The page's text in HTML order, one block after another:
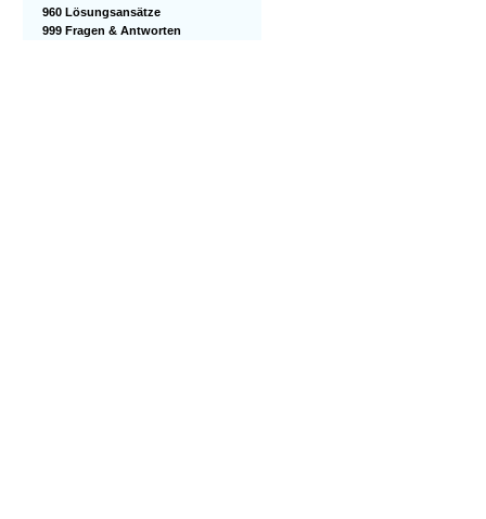
960 Lösungsansätze
999 Fragen & Antworten